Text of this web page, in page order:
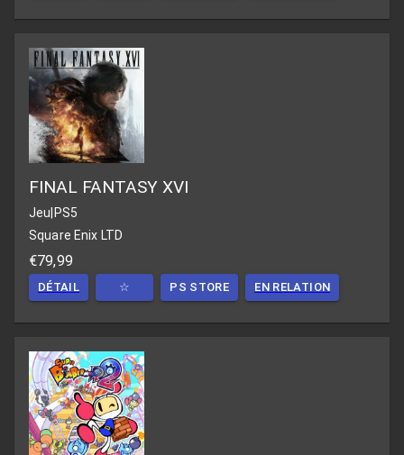
FINAL FANTASY XVI
Jeu PS5
Square Enix LTD
€79,99
DÉTAIL ☆ PS STORE EN RELATION